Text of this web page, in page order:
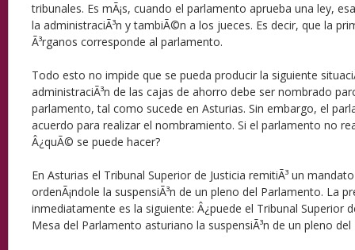
tribunales. Es mÃ¡s, cuando el parlamento aprueba una ley,
la administraciÃ³n y tambiÃ©n a los jueces. Es decir, que la
Ã³rganos corresponde al parlamento.
Todo esto no impide que se pueda producir la siguiente
administraciÃ³n de las cajas de ahorro debe ser nombrado
parlamento, tal como sucede en Asturias. Sin embargo, el
acuerdo para realizar el nombramiento. Si el parlamento no
Â¿quÃ© se puede hacer?
En Asturias el Tribunal Superior de Justicia remitiÃ³ un
ordenÃ¡ndole la suspensiÃ³n de un pleno del Parlamento. La
inmediatamente es la siguiente: Â¿puede el Tribunal Superior
Mesa del Parlamento asturiano la suspensiÃ³n de un pleno